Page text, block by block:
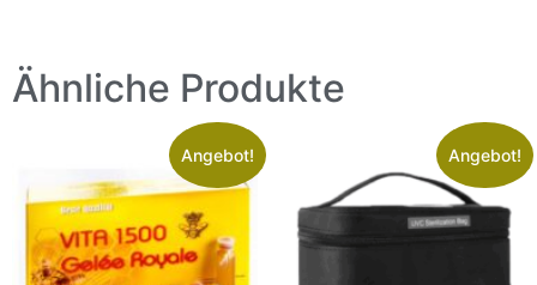
Ähnliche Produkte
Angebot! Angebot!